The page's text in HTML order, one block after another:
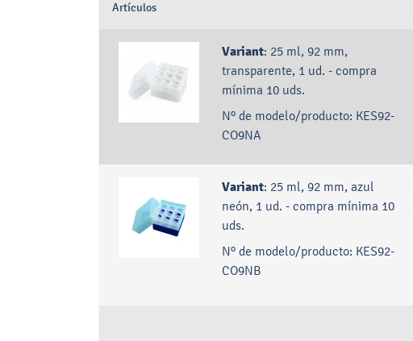
Artículos
Variant: 25 ml, 92 mm,
transparente, 1 ud. - compra
mínima 10 uds.
Nº de modelo/producto: KES92-
CO9NA
Variant: 25 ml, 92 mm, azul
neón, 1 ud. - compra mínima 10
uds.
Nº de modelo/producto: KES92-
CO9NB